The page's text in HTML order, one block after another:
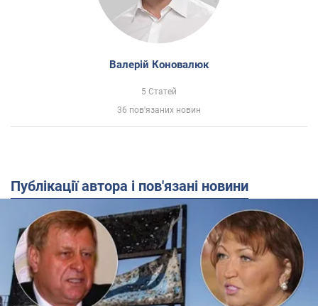
Валерій Коновалюк
5 Статей
36 пов'язаних новин
Публікації автора і пов'язані новини